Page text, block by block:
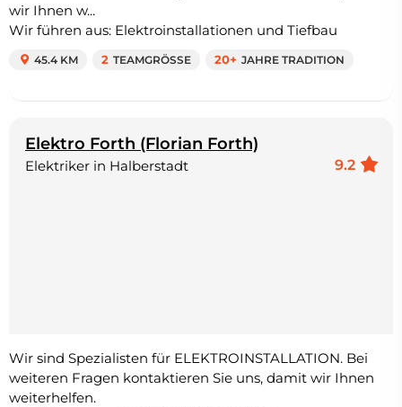
wir Ihnen w...
Wir führen aus: Elektroinstallationen und Tiefbau
45.4 KM 2 TEAMGRÖSSE 20+ JAHRE TRADITION
Elektro Forth (Florian Forth)
9.2
Elektriker in Halberstadt
Wir sind Spezialisten für ELEKTROINSTALLATION. Bei
weiteren Fragen kontaktieren Sie uns, damit wir Ihnen
weiterhelfen.